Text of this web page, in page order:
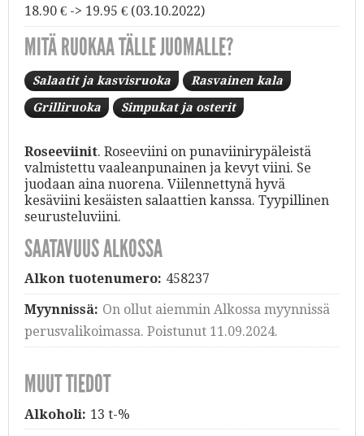
18.90 € -> 19.95 € (03.10.2022)
MITÄ RUOKAA TÄLLE JUOMALLE?
Salaatit ja kasvisruoka Rasvainen kala
Grilliruoka Simpukat ja osterit
Roseeviinit. Roseeviini on punaviinirypäleistä
valmistettu vaaleanpunainen ja kevyt viini. Se
juodaan aina nuorena. Viilennettynä hyvä
kesäviini kesäisten salaattien kanssa. Tyypillinen
seurusteluviini.
SAATAVUUS ALKOSSA
Alkon tuotenumero: 458237
Myynnissä: On ollut aiemmin Alkossa myynnissä
perusvalikoimassa. Poistunut 11.09.2024.
MUUT TIEDOT
Alkoholi: 13 t-%